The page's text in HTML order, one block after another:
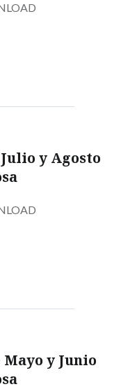
y Agosto
y Junio